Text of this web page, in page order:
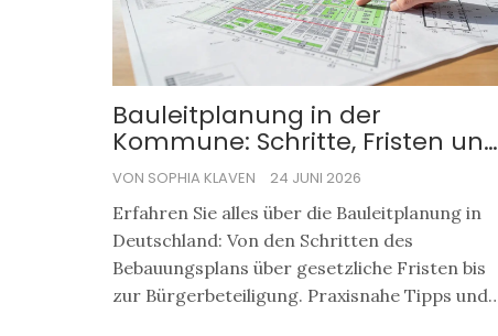
Bauleitplanung in der
Kommune: Schritte, Fristen und
Mitwirkung im Überblick
VON SOPHIA KLAVEN 24 JUNI 2026
Erfahren Sie alles über die Bauleitplanung in
Deutschland: Von den Schritten des
Bebauungsplans über gesetzliche Fristen bis
zur Bürgerbeteiligung. Praxisnahe Tipps und